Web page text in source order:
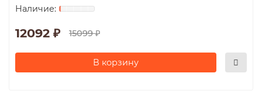
12092 ₽ 15099 ₽
В корзину